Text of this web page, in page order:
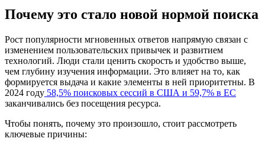
Почему это стало новой нормой поиска
Рост популярности мгновенных ответов напрямую связан с
изменением пользовательских привычек и развитием
технологий. Люди стали ценить скорость и удобство выше,
чем глубину изучения информации. Это влияет на то, как
формируется выдача и какие элементы в ней приоритетны. В
2024 году 58,5% поисковых сессий в США и 59,7% в ЕС
заканчивались без посещения ресурса.
Чтобы понять, почему это произошло, стоит рассмотреть
ключевые причины: